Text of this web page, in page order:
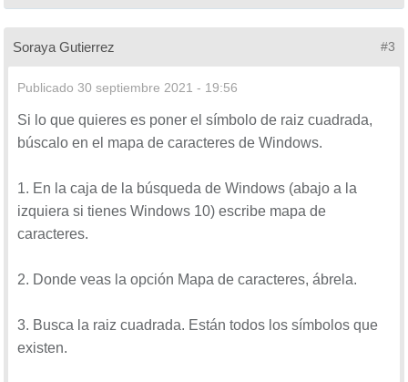
Soraya Gutierrez #3
Publicado 30 septiembre 2021 - 19:56
Si lo que quieres es poner el símbolo de raiz cuadrada,
búscalo en el mapa de caracteres de Windows.
1. En la caja de la búsqueda de Windows (abajo a la
izquiera si tienes Windows 10) escribe mapa de
caracteres.
2. Donde veas la opción Mapa de caracteres, ábrela.
3. Busca la raiz cuadrada. Están todos los símbolos que
existen.